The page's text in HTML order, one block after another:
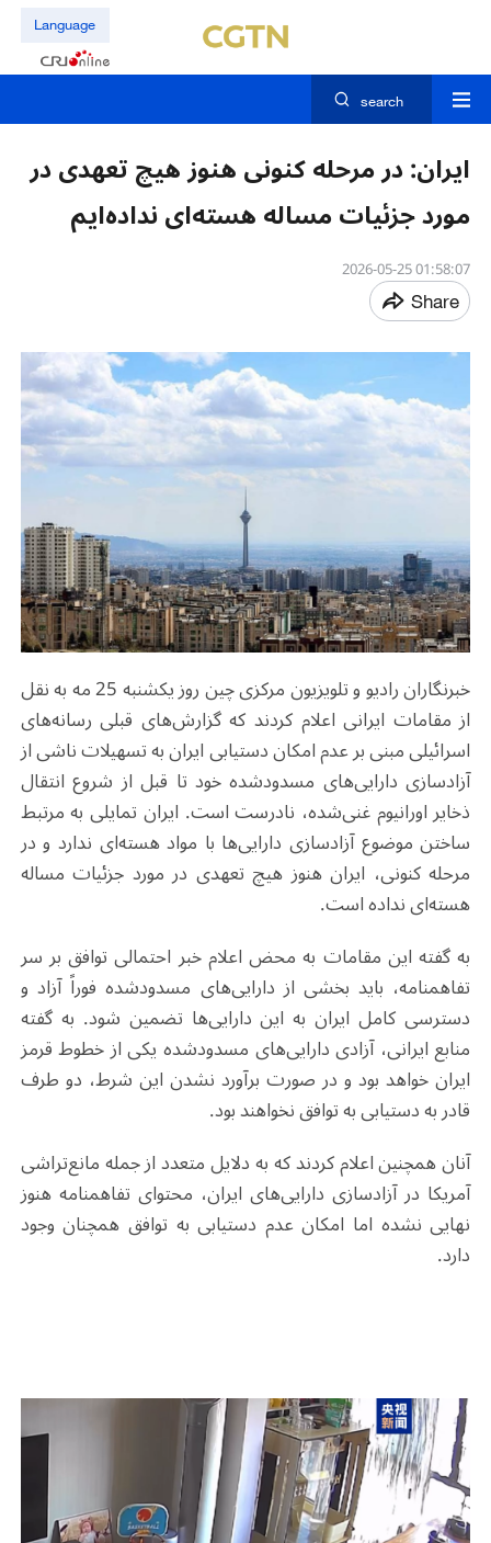
Language
search
ایران: در مرحله کنونی هنوز هیچ تعهدی در
مورد جزئیات مساله هسته‌ای نداده‌ایم
01:58:07 2026-05-25
Share
خبرنگاران رادیو و تلویزیون مرکزی چین روز یکشنبه 25 مه به نقل
از مقامات ایرانی اعلام کردند که گزارش‌های قبلی رسانه‌های
اسرائیلی مبنی بر عدم امکان دستیابی ایران به تسهیلات ناشی از
آزادسازی دارایی‌های مسدودشده خود تا قبل از شروع انتقال
ذخایر اورانیوم غنی‌شده‌، نادرست است. ایران تمایلی به مرتبط
ساختن موضوع آزادسازی دارایی‌ها با مواد هسته‌ای ندارد و در
مرحله کنونی، ایران هنوز هیچ تعهدی در مورد جزئیات مساله
هسته‌ای نداده است.
به گفته این مقامات به محض اعلام خبر احتمالی توافق بر سر
تفاهمنامه، باید بخشی از دارایی‌های مسدودشده فوراً آزاد و
دسترسی کامل ایران به این دارایی‌ها تضمین شود. به گفته
منابع ایرانی، آزادی دارایی‌های مسدودشده یکی از خطوط قرمز
ایران خواهد بود و در صورت برآورد نشدن این شرط، دو طرف
قادر به دستیابی به توافق نخواهند بود.
آنان همچنین اعلام کردند که به دلایل متعدد از جمله مانع‌تراشی
آمریکا در آزادسازی دارایی‌های ایران، محتوای تفاهمنامه هنوز
نهایی نشده اما امکان عدم دستیابی به توافق همچنان وجود
دارد.